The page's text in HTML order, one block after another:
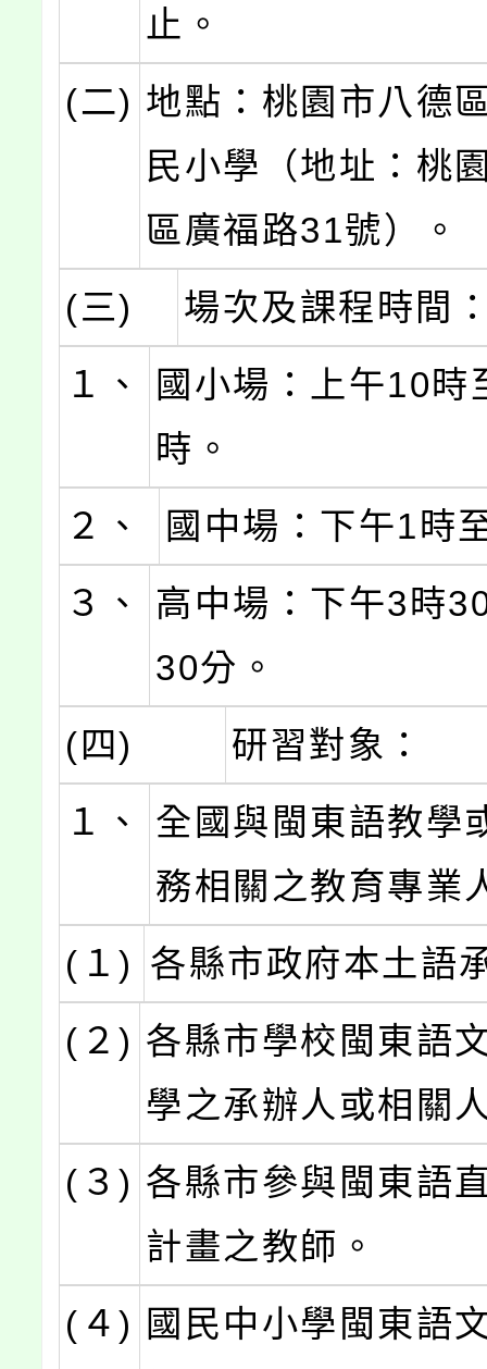
止。
(二) 地點：桃園市八德
民小學（地址：桃
區廣福路31號）。
(三)
場次及課程時間
１、
國小場：上午10時
時。
２、
國中場：下午1時
３、
高中場：下午3時
30分。
(四)
研習對象：
１、
全國與閩東語教學
務相關之教育專業
(１) 各縣市政府本土語
(２) 各縣市學校閩東語
學之承辦人或相關
(３) 各縣市參與閩東語
計畫之教師。
(４) 國民中小學閩東語